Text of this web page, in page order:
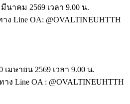
าคม 2569 เวลา 9.00 น.
ง Line OA: @OVALTINEUHTTH
ษายน 2569 เวลา 9.00 น.
ง Line OA : @OVALTINEUHTTH